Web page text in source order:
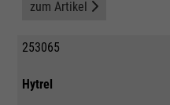
zum Artikel
253065
Hytrel